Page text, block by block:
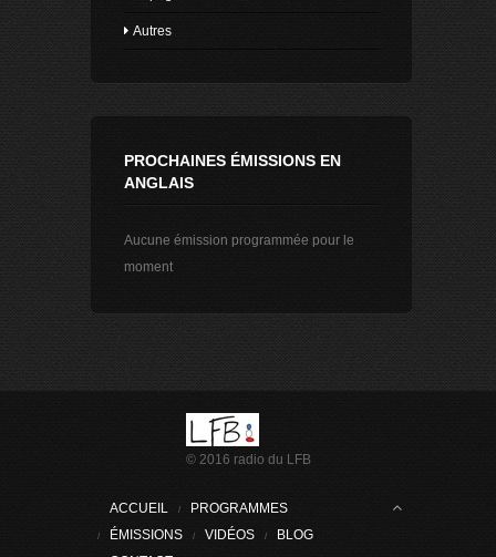
Autres
PROCHAINES ÉMISSIONS EN
ANGLAIS
Aucune émission programmée pour le
moment
© 2016 radio du LFB
ACCUEIL
PROGRAMMES
ÉMISSIONS
VIDÉOS
BLOG